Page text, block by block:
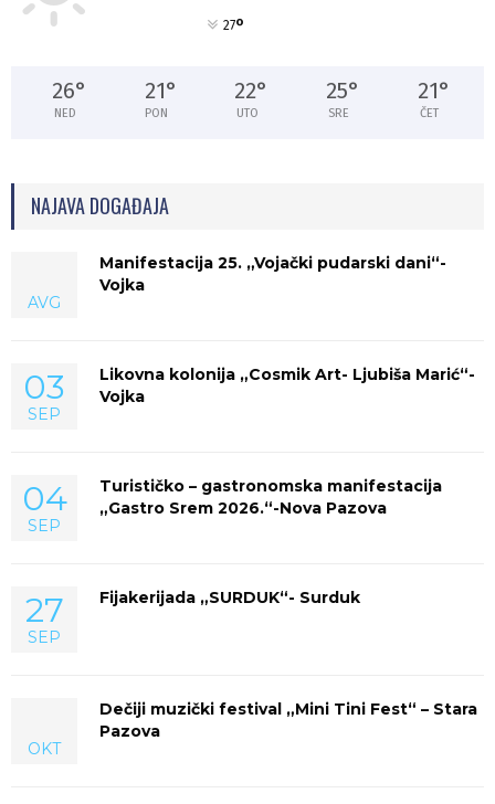
27°
26°
NED
21°
PON
22°
UTO
25°
SRE
21°
ČET
NAJAVA DOGAĐAJA
AVG
Manifestacija 25. „Vojački pudarski dani“-
Vojka
03
SEP
Likovna kolonija „Cosmik Art- Ljubiša Marić“-
Vojka
04
SEP
Turističko – gastronomska manifestacija
„Gastro Srem 2026.“-Nova Pazova
27
SEP
Fijakerijada „SURDUK“- Surduk
OKT
Dečiji muzički festival „Mini Tini Fest“ – Stara
Pazova